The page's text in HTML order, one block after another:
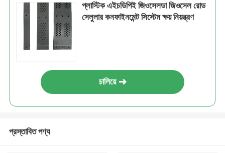
প্লাস্টিক এইচডিপিই জিওসেলডা জিওসেল রোড
সেলুলার কনফাইনমেন্ট সিস্টেম ক্ষয় নিয়ন্ত্রণ
চালিয়ে
প্রস্তাবিত পণ্য